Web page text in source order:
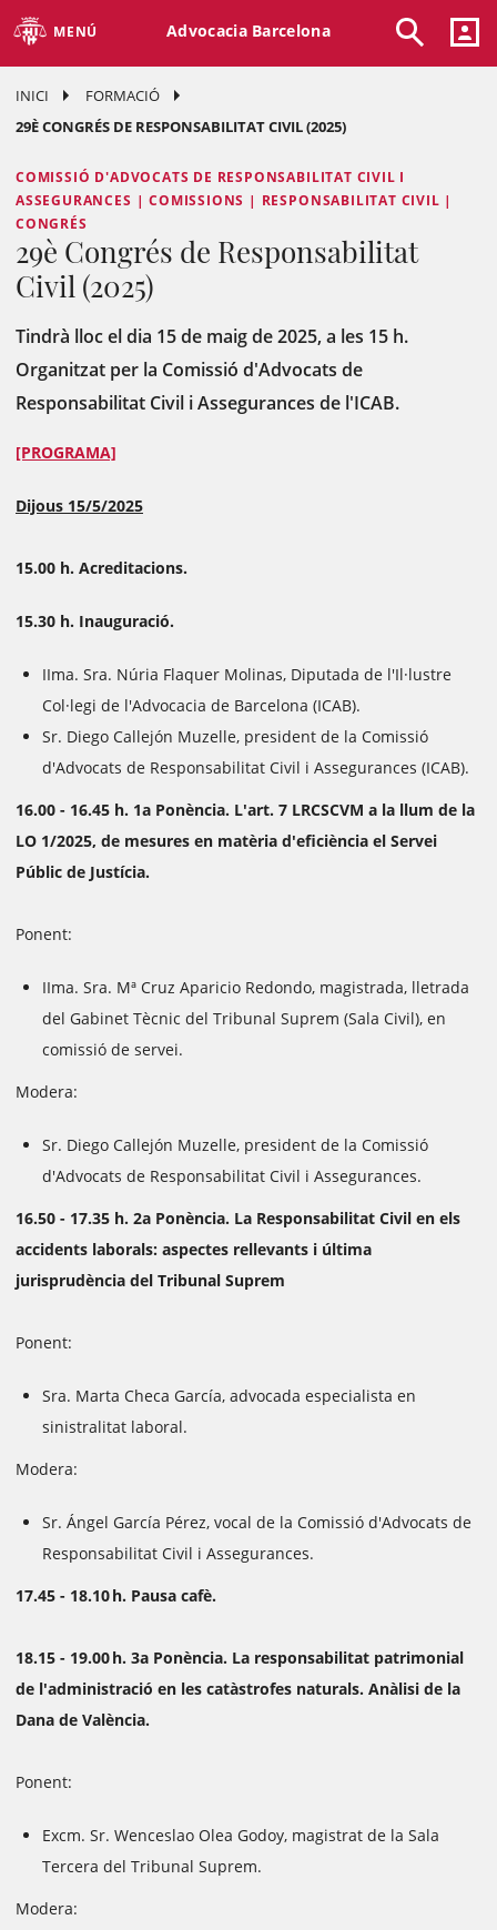
MENÚ Advocacia Barcelona
INICI
FORMACIÓ
29È CONGRÉS DE RESPONSABILITAT CIVIL (2025)
COMISSIÓ D'ADVOCATS DE RESPONSABILITAT CIVIL I
ASSEGURANCES | COMISSIONS | RESPONSABILITAT CIVIL |
CONGRÉS
29è Congrés de Responsabilitat
Civil (2025)
Tindrà lloc el dia 15 de maig de 2025, a les 15 h.
Organitzat per la Comissió d'Advocats de
Responsabilitat Civil i Assegurances de l'ICAB.
[PROGRAMA]
Dijous 15/5/2025
15.00 h. Acreditacions.
15.30 h. Inauguració.
IIma. Sra. Núria Flaquer Molinas, Diputada de l'Il·lustre
Col·legi de l'Advocacia de Barcelona (ICAB).
Sr. Diego Callejón Muzelle, president de la Comissió
d'Advocats de Responsabilitat Civil i Assegurances (ICAB).
16.00 - 16.45 h. 1a Ponència. L'art. 7 LRCSCVM a la llum de la
LO 1/2025, de mesures en matèria d'eficiència el Servei
Públic de Justícia.
Ponent:
IIma. Sra. Mª Cruz Aparicio Redondo, magistrada, lletrada
del Gabinet Tècnic del Tribunal Suprem (Sala Civil), en
comissió de servei.
Modera:
Sr. Diego Callejón Muzelle, president de la Comissió
d'Advocats de Responsabilitat Civil i Assegurances.
16.50 - 17.35 h. 2a Ponència. La Responsabilitat Civil en els
accidents laborals: aspectes rellevants i última
jurisprudència del Tribunal Suprem
Ponent:
Sra. Marta Checa García, advocada especialista en
sinistralitat laboral.
Modera:
Sr. Ángel García Pérez, vocal de la Comissió d'Advocats de
Responsabilitat Civil i Assegurances.
17.45 - 18.10 h. Pausa cafè.
18.15 - 19.00 h. 3a Ponència. La responsabilitat patrimonial
de l'administració en les catàstrofes naturals. Anàlisi de la
Dana de València.
Ponent:
Excm. Sr. Wenceslao Olea Godoy, magistrat de la Sala
Tercera del Tribunal Suprem.
Modera: